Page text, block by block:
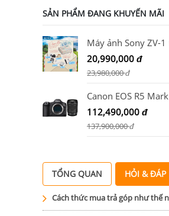
SẢN PHẨM ĐANG KHUYẾN MÃI
20,990,000 đ
23,980,000đ
112,490,000 đ
137,900,000đ
TỔNG QUAN HỎI & ĐÁP
Cách thức mua trả góp như thế